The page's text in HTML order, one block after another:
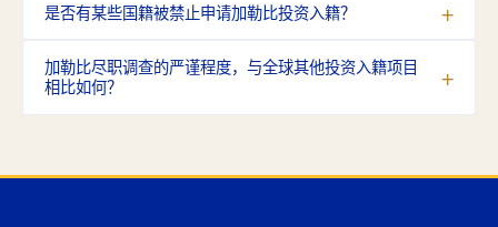
是否有某些国籍被禁止申请加勒比投资入籍？
加勒比尽职调查的严谨程度，与全球其他投资入籍项目
相比如何？